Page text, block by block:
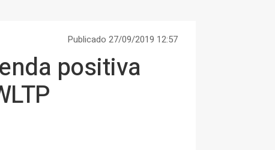
Publicado 27/09/2019 12:57
positiva